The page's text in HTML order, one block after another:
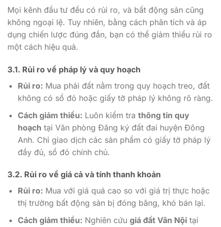
Mọi kênh đầu tư đều có rủi ro, và bất động sản cũng
không ngoại lệ. Tuy nhiên, bằng cách phân tích và áp
dụng chiến lược đúng đắn, bạn có thể giảm thiểu rủi ro
một cách hiệu quả.
3.1. Rủi ro về pháp lý và quy hoạch
Rủi ro: Mua phải đất nằm trong quy hoạch treo, đất
không có sổ đỏ hoặc giấy tờ pháp lý không rõ ràng.
Cách giảm thiểu: Luôn kiểm tra thông tin quy
hoạch tại Văn phòng Đăng ký đất đai huyện Đông
Anh. Chỉ giao dịch các sản phẩm có giấy tờ pháp lý
đầy đủ, sổ đỏ chính chủ.
3.2. Rủi ro về giá cả và tính thanh khoản
Rủi ro: Mua với giá quá cao so với giá trị thực hoặc
thị trường bất động sản bị đóng băng, khó bán lại.
Cách giảm thiểu: Nghiên cứu giá đất Vân Nộitại